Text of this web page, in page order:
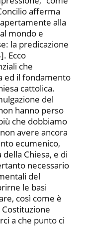
afferma
alla
mondo e
la predicazione
Ecco
che
ed il fondamento
cattolica.
del
hanno perso
che dobbiamo
avere ancora
ecumenico,
Chiesa, e di
necessario
del
le basi
così come è
a che punto ci